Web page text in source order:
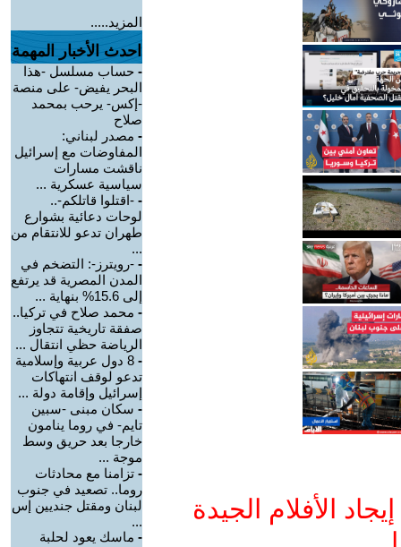
الأفلام الجيدة
المزيد.....
احدث الأخبار المهمة
- حساب مسلسل -هذا
البحر يفيض- على منصة
-إكس- يرحب بمحمد
صلاح
- مصدر لبناني:
المفاوضات مع إسرائيل
ناقشت مسارات
سياسية عسكرية ...
- -اقتلوا قاتلكم-..
لوحات دعائية بشوارع
طهران تدعو للانتقام من
...
- -رويترز-: التضخم في
المدن المصرية قد يرتفع
إلى 15.6% بنهاية ...
- محمد صلاح في تركيا..
صفقة تاريخية تتجاوز
الرياضة حظي انتقال ...
-
8 دول عربية وإسلامية
تدعو لوقف انتهاكات
إسرائيل وإقامة دولة ...
- سكان مبنى -سبين
تايم- في روما ينامون
خارجا بعد حريق وسط
موجة ...
- تزامنا مع محادثات
روما.. تصعيد في جنوب
لبنان ومقتل جنديين إس
...
- ماسك يعود لحلبة